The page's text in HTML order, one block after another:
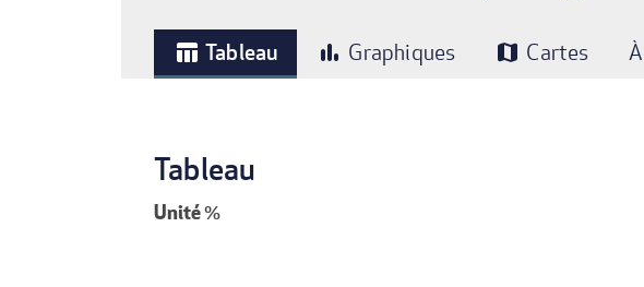
table_chart Tableau bar_chart Graphiques map Cartes
Tableau
Unité%